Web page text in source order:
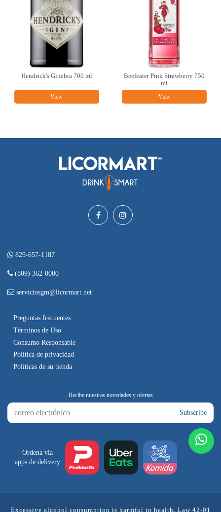
Hendrick's Ginebra 700 ml
View
Beefeater Pink Strawberry 750
ml
View
829-657-1187
(809) 362-0000
serviciosgm@licormart.net
Preguntas frecuentes
Términos de Uso
Consumo Responsable
Política de privacidad
Políticas de su tienda
Subscribe
Ordena via
apps de delivery
Excessive alcohol consumption is harmful to health. Law 42-01